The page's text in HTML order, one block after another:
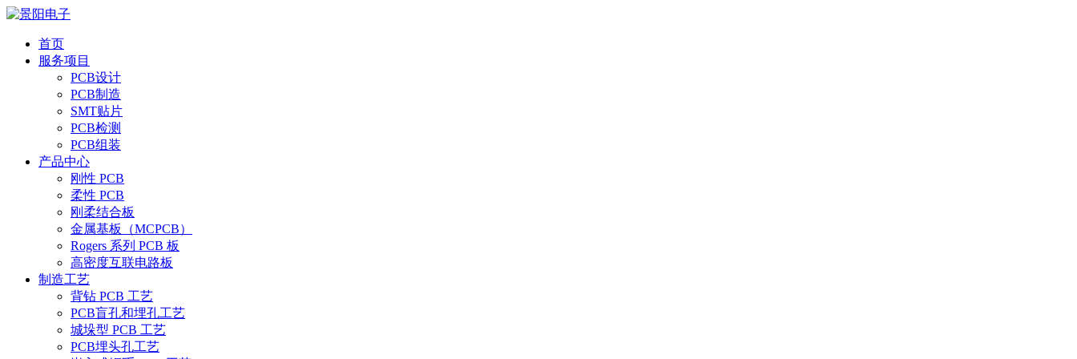
首页
服务项目
PCB设计
PCB制造
SMT贴片
PCB检测
PCB组装
产品中心
刚性 PCB
柔性 PCB
刚柔结合板
金属基板（MCPCB）
Rogers 系列 PCB 板
高密度互联电路板
制造工艺
背钻 PCB 工艺
PCB盲孔和埋孔工艺
城垛型 PCB 工艺
PCB埋头孔工艺